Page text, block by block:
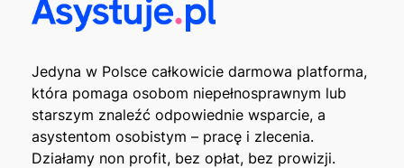
Jedyna w Polsce całkowicie darmowa platforma,
która pomaga osobom niepełnosprawnym lub
starszym znaleźć odpowiednie wsparcie, a
asystentom osobistym – pracę i zlecenia.
Działamy non profit, bez opłat, bez prowizji.